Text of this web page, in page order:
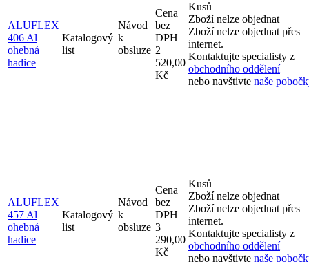
ALUFLEX
406 Al
ohebná
hadice
Katalogový
list
Návod
k
obsluze
–⁠–⁠
Cena
bez
DPH
2
520,00
Kč
Kusů
Zboží nelze objednat
Zboží nelze objednat přes
internet.
Kontaktujte specialisty z
obchodního oddělení
nebo navštivte naše
ALUFLEX
457 Al
ohebná
hadice
Katalogový
list
Návod
k
obsluze
–⁠–⁠
Cena
bez
DPH
3
290,00
Kč
Kusů
Zboží nelze objednat
Zboží nelze objednat přes
internet.
Kontaktujte specialisty z
obchodního oddělení
nebo navštivte naše